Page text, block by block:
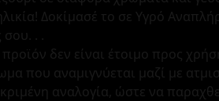
Δοκίμασέ το σε Υγρό
σου. . .
δεν είναι έτοιμο προς
που αναμιγνύεται μαζί με
αναλογία, ώστε να